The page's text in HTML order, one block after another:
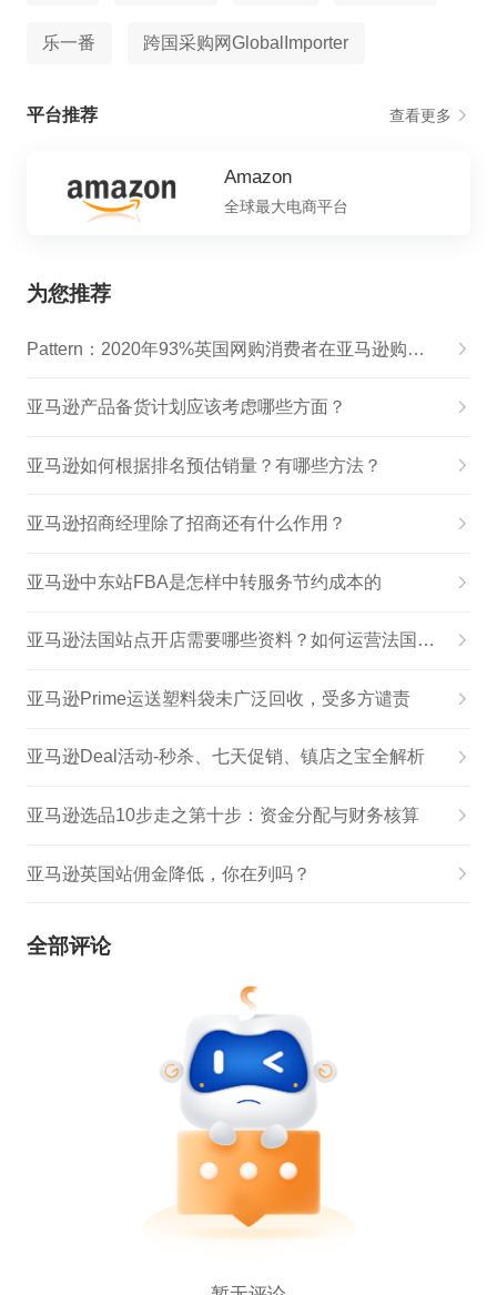
乐一番 跨国采购网GlobalImporter
平台推荐 查看更多
Amazon
全球最大电商平台
为您推荐
Pattern：2020年93%英国网购消费者在亚马逊购买过商品
亚马逊产品备货计划应该考虑哪些方面？
亚马逊如何根据排名预估销量？有哪些方法？
亚马逊招商经理除了招商还有什么作用？
亚马逊中东站FBA是怎样中转服务节约成本的
亚马逊法国站点开店需要哪些资料？如何运营法国站点？
亚马逊Prime运送塑料袋未广泛回收，受多方谴责
亚马逊Deal活动-秒杀、七天促销、镇店之宝全解析
亚马逊选品10步走之第十步：资金分配与财务核算
亚马逊英国站佣金降低，你在列吗？
全部评论